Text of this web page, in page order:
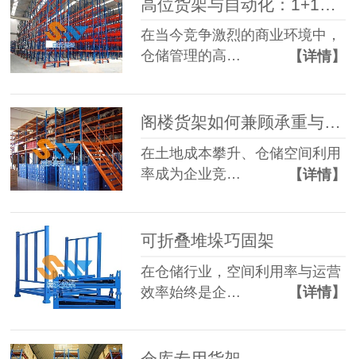
在当今竞争激烈的商业环境中，
仓储管理的高…
【详情】
阁楼货架如何兼顾承重与成本
在土地成本攀升、仓储空间利用
率成为企业竞…
【详情】
可折叠堆垛巧固架
在仓储行业，空间利用率与运营
效率始终是企…
【详情】